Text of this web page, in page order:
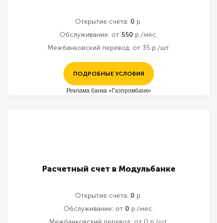
Открытие счета: 0 р.
Обслуживание: от 550 р./мес.
Межбанковский перевод: от 35 р./шт.
ПОДРОБНЫЕ УСЛОВИЯ
Реклама банка «Газпромбанк»
Расчетный счет в Модульбанке
Открытие счета: 0 р.
Обслуживание: от 0 р./мес.